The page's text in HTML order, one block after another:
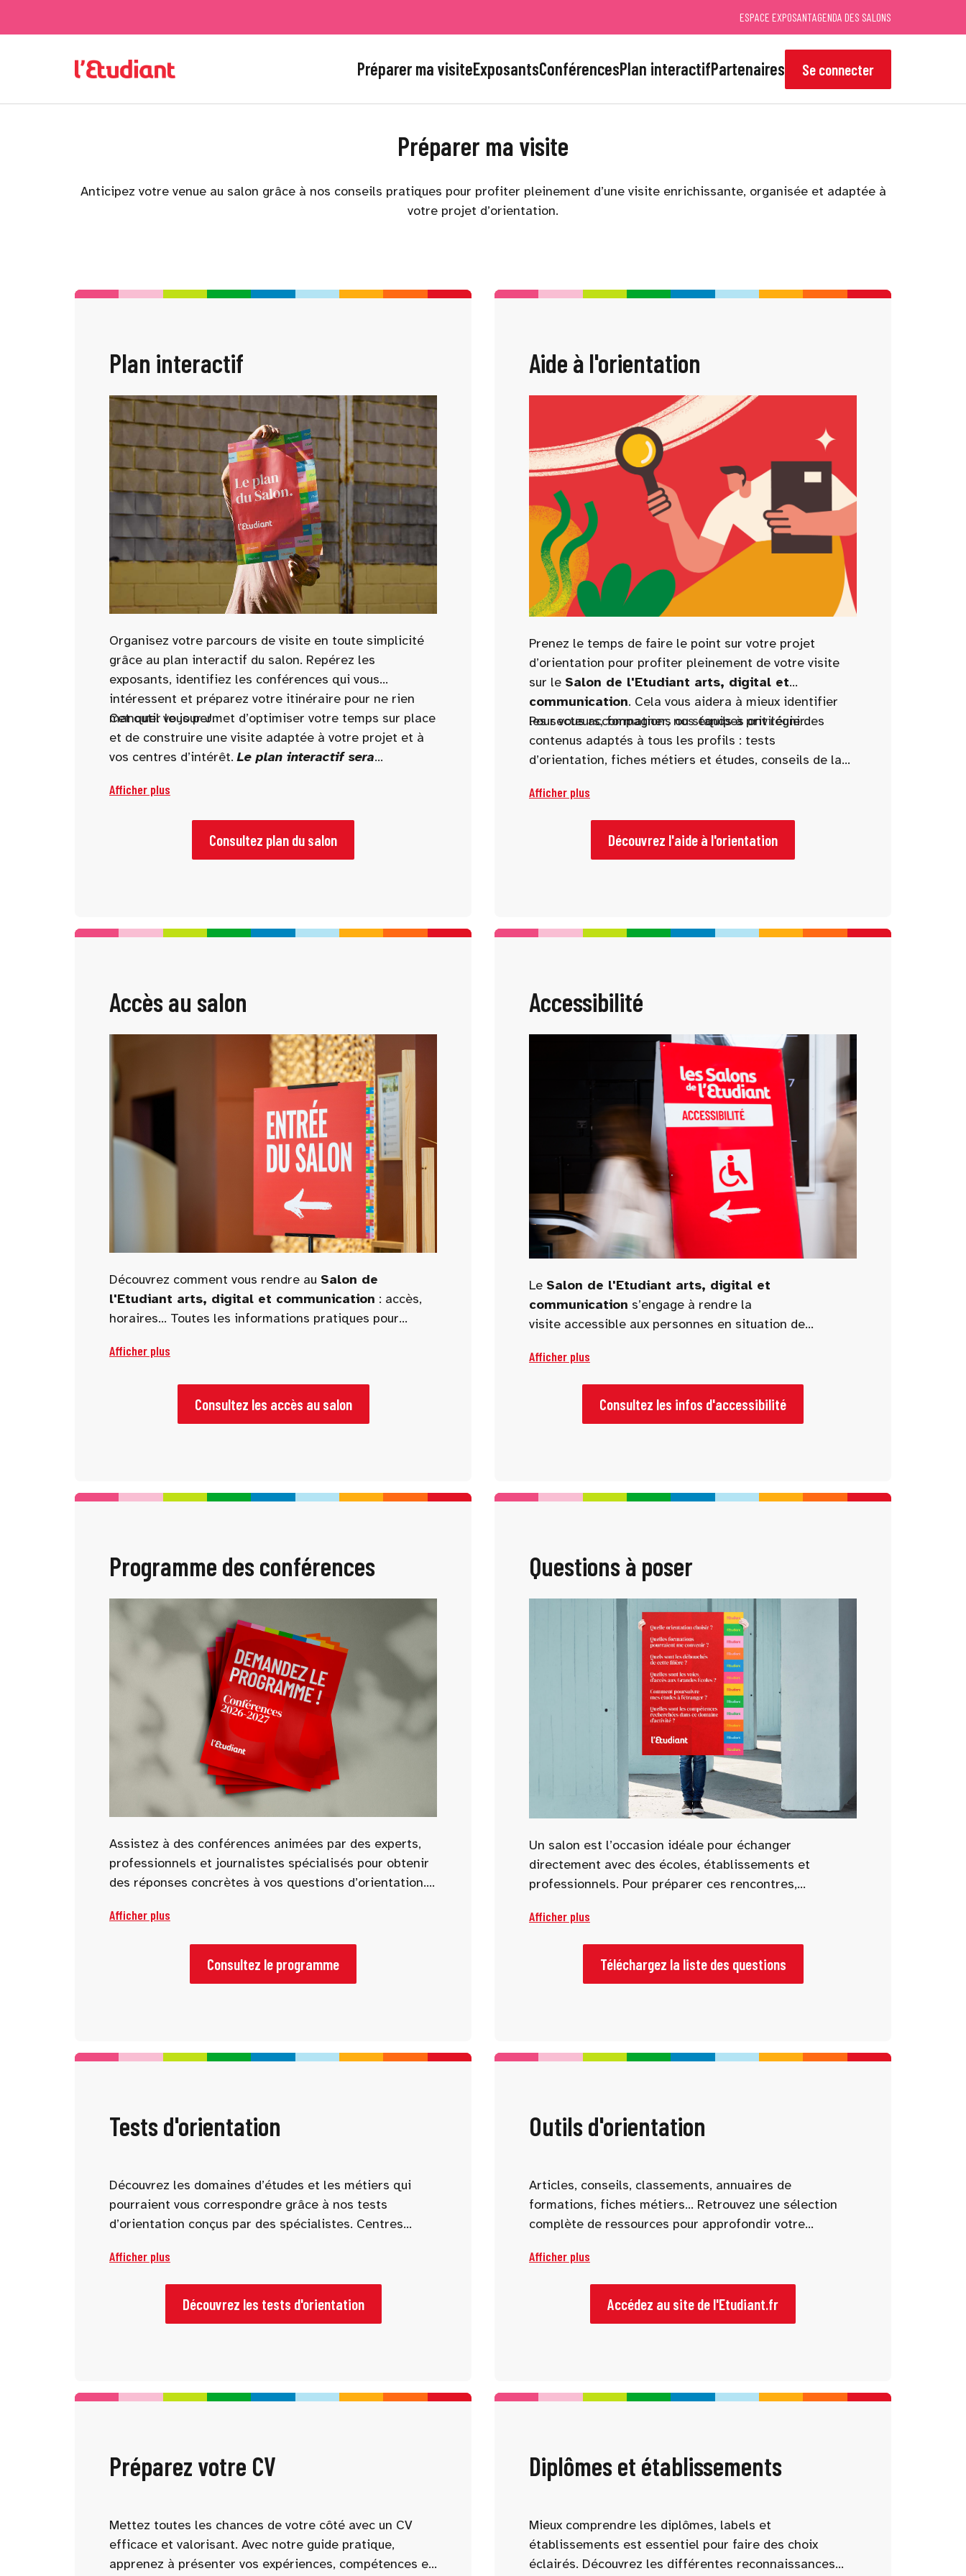
ESPACE EXPOSANTAGENDA DES SALONS
Préparer ma visiteExposantsConférencesPlan interactifPartenaires Se connecter
Préparer ma visite
Anticipez votre venue au salon grâce à nos conseils pratiques pour profiter pleinement d’une visite enrichissante, organisée et adaptée à
votre projet d’orientation.
Plan interactif
Organisez votre parcours de visite en toute simplicité
grâce au plan interactif du salon. Repérez les
exposants, identifiez les conférences qui vous
intéressent et préparez votre itinéraire pour ne rien
manquer le jour J.
Cet outil vous permet d’optimiser votre temps sur place
et de construire une visite adaptée à votre projet et à
vos centres d’intérêt.Le plan interactif sera
Afficher plus
Consultez plan du salon
Aide à l'orientation
Prenez le temps de faire le point sur votre projet
d’orientation pour profiter pleinement de votre visite
sur le Salon de l'Etudiant arts, digital et
communication. Cela vous aidera à mieux identifier
les secteurs, formations ou stands à privilégier.
Pour vous accompagner, nos équipes ont réuni des
contenus adaptés à tous les profils : tests
d’orientation, fiches métiers et études, conseils de la
Afficher plus
Découvrez l'aide à l'orientation
Accès au salon
Découvrez comment vous rendre au Salon de
l'Etudiant arts, digital et communication : accès,
horaires... Toutes les informations pratiques pour
Afficher plus
Consultez les accès au salon
Accessibilité
Le Salon de l'Etudiant arts, digital et
communication s’engage à rendre la
visite accessible aux personnes en situation de
prévus pour garantir une visite fluide, confortable et
inclusive aux personnes à mobilité réduite.
Afficher plus
Consultez les infos d'accessibilité
Programme des conférences
Assistez à des conférences animées par des experts,
professionnels et journalistes spécialisés pour obtenir
des réponses concrètes à vos questions d’orientation.
d’avenir… de nombreuses thématiques sont abordées
pour vous aider à mieux comprendre les études et les
parcours possibles. Pensez à consulter le programme à
l’avance et à sélectionner les conférences qui vous
Afficher plus
Consultez le programme
Questions à poser
Un salon est l’occasion idéale pour échanger
directement avec des écoles, établissements et
professionnels. Pour préparer ces rencontres,
poser aux exposants : admissions, programmes,
débouchés, stages, vie étudiante… Notre sélection vous
aidera à mener des échanges utiles !
Afficher plus
Téléchargez la liste des questions
Tests d'orientation
Découvrez les domaines d’études et les métiers qui
pourraient vous correspondre grâce à nos tests
d’orientation conçus par des spécialistes. Centres
tests vous permettent de mieux vous connaître et
d’identifier des pistes adaptées à votre profil.
Afficher plus
Découvrez les tests d'orientation
Outils d'orientation
Articles, conseils, classements, annuaires de
formations, fiches métiers… Retrouvez une sélection
complète de ressources pour approfondir votre
vous accompagnent à chaque étape pour mieux
comprendre les formations, les débouchés et les
parcours possibles.
Afficher plus
Accédez au site de l'Etudiant.fr
Préparez votre CV
Mettez toutes les chances de votre côté avec un CV
efficace et valorisant. Avec notre guide pratique,
apprenez à présenter vos expériences, compétences et
Diplômes et établissements
Mieux comprendre les diplômes, labels et
établissements est essentiel pour faire des choix
éclairés. Découvrez les différentes reconnaissances